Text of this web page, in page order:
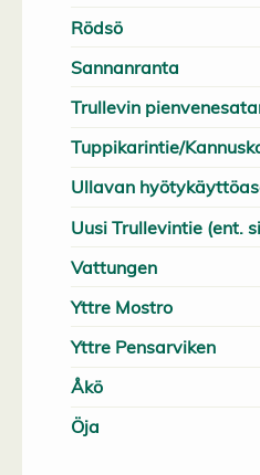
Rödsö
Sannanranta
Trullevin
Tuppikarintie/
Ullavan
Uusi Trullevintie (ent.
Vattungen
Yttre Mostro
Yttre Pensarviken
Åkö
Öja